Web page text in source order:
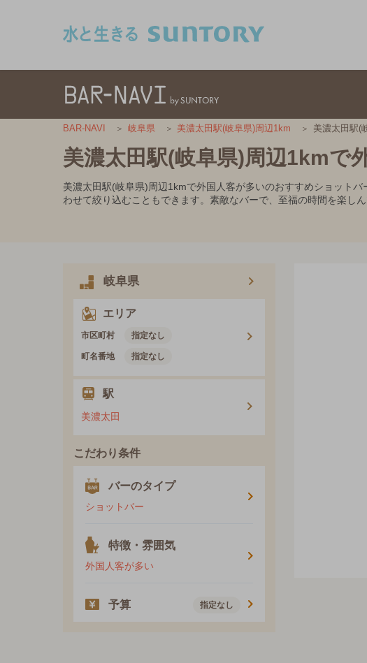
BAR-NAVI 岐阜県 美濃太田駅(岐阜県)周辺1km 美濃太田駅(
美濃太田駅(岐阜県)周辺1kmで
美濃太田駅(岐阜県)周辺1kmで外国人客が多いのおすすめショット
わせて絞り込むこともできます。素敵なバーで、至福の時間を楽しん
岐阜県
エリア
市区町村 指定なし
町名番地 指定なし
駅
美濃太田
こだわり条件
バーのタイプ
ショットバー
特徴・雰囲気
外国人客が多い
予算 指定なし